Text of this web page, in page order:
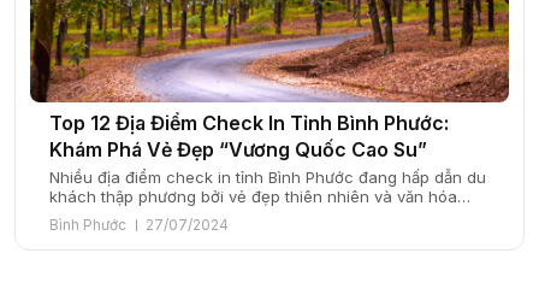
Top 12 Địa Điểm Check In Tỉnh Bình Phước:
Khám Phá Vẻ Đẹp “Vương Quốc Cao Su”
Nhiều địa điểm check in tỉnh Bình Phước đang hấp dẫn du
khách thập phương bởi vẻ đẹp thiên nhiên và văn hóa
độc đáo. Cùng SmartTravel tìm hiểu ngay những điểm
check in này nhé! Bình Phước – Vương quốc cao su với
vẻ đẹp mê đắm lòng người. Ảnh: Sưu tầm Bình Phước, […]
Bình Phước 27/07/2024